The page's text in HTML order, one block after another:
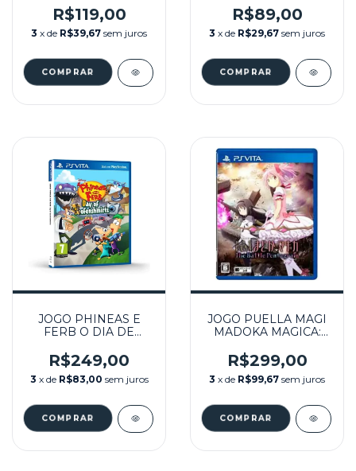
R$119,00
3 x de R$39,67 sem juros
PS VITA
R$89,00
3 x de R$29,67 sem juros
JOGO PHINEAS E
FERB O DIA DE
(EUR) SEMINOVO -
PSVITA
R$249,00
3 x de R$83,00 sem juros
JOGO PUELLA MAGI
MADOKA MAGICA:
PENTAGRAM (JPN)
SEMINOVO – PS VITA
R$299,00
3 x de R$99,67 sem juros